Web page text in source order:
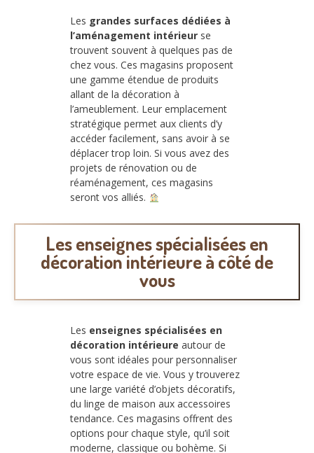
Les grandes surfaces dédiées à
l’aménagement intérieur se
trouvent souvent à quelques pas de
chez vous. Ces magasins proposent
une gamme étendue de produits
allant de la décoration à
l’ameublement. Leur emplacement
stratégique permet aux clients d’y
accéder facilement, sans avoir à se
déplacer trop loin. Si vous avez des
projets de rénovation ou de
réaménagement, ces magasins
seront vos alliés.
Les enseignes spécialisées en
décoration intérieure à côté de
vous
Les enseignes spécialisées en
décoration intérieure autour de
vous sont idéales pour personnaliser
votre espace de vie. Vous y trouverez
une large variété d’objets décoratifs,
du linge de maison aux accessoires
tendance. Ces magasins offrent des
options pour chaque style, qu’il soit
moderne, classique ou bohème. Si